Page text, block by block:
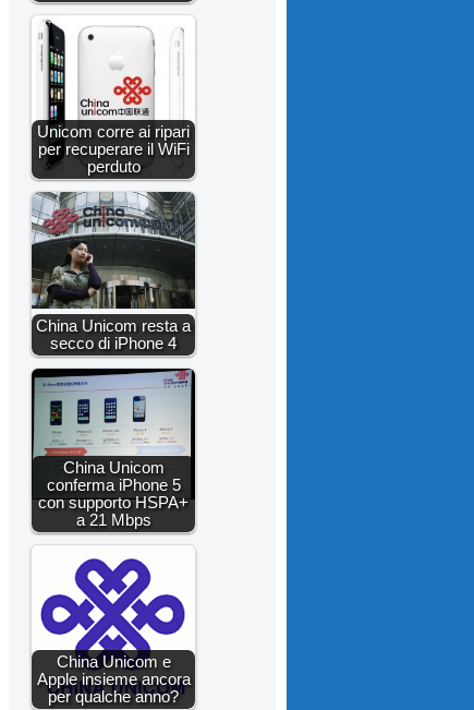
Unicom corre ai ripari
per recuperare il WiFi
perduto
China Unicom resta a
secco di iPhone 4
China Unicom
conferma iPhone 5
con supporto HSPA+
a 21 Mbps
China Unicom e
Apple insieme ancora
per qualche anno?